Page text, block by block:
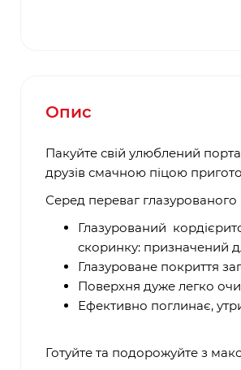
Опис
Пакуйте свій улюблений
друзів смачною піцою
Серед переваг
Глазурований
скоринку: призначений
Глазуроване покриття
Поверхня дуже легко
Ефективно поглинає,
Готуйте та подорожуйте з